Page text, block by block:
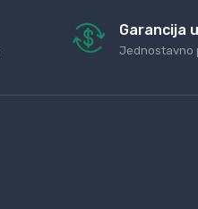
Garancija
Jednostavno